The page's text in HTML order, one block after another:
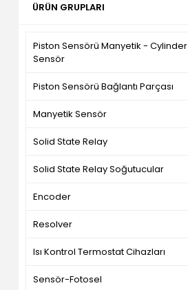
ÜRÜN GRUPLARI
Piston Sensörü Manyetik - Cylinder
Sensör
Piston Sensörü Bağlantı Parçası
Manyetik Sensör
Solid State Relay
Solid State Relay Soğutucular
Encoder
Resolver
Isı Kontrol Termostat Cihazları
Sensör-Fotosel